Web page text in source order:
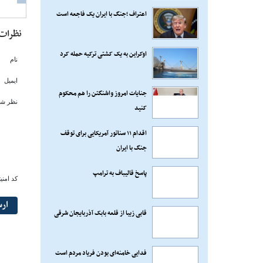
اعتراف ؛جنگ با ایران یک فاجعه است
اوکراین به یک کشتی ترکیه حمله کرد
جنایات امروز واشنگتن را هم محکوم
کنید
اقدام ۱۱ سناتور آمریکایی برای توقف
جنگ با ایران
پاسخ قالیباف به ترامپ
قابی زیبا از قلعه بابک آذربایجان شرقی
فدایی خامنه‌ای بودن فریاد مردم است
نام
ایمیل
نظر
کد